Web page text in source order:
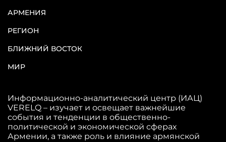
АРМЕНИЯ
РЕГИОН
БЛИЖНИЙ ВОСТОК
МИР
Информационно-аналитический центр (ИАЦ)
VERELQ – изучает и освещает важнейшие
события и тенденции в общественно-
политической и экономической сферах
Армении, а также роль и влияние армянской